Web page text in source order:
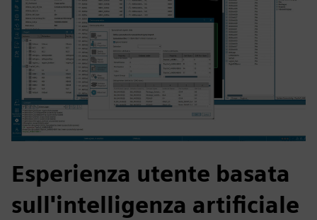
Esperienza utente basata
sull'intelligenza artificiale